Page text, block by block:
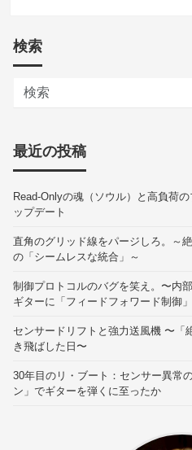
検索
最近の投稿
Read-Onlyの魂（ソウル）と高負荷
ップデート
直角のグリッド線をパージしろ。～
の「シームレスな統合」～
制御プロトコルのバグを笑え。〜内
ギターに「フィードフォワード制御
センサードリフトと強力送風機 〜「
き飛ばした日〜
30年目のリ・ブート：センサー異常
ン」でギターを弾くに至ったか